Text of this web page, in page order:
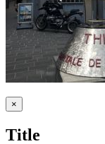
Close
product
view
×
Title